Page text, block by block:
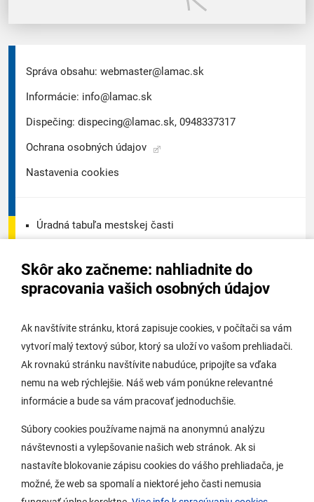
Skôr ako začneme: nahliadnite do
spracovania vašich osobných údajov
Ak navštívite stránku, ktorá zapisuje cookies, v počítači sa vám
vytvorí malý textový súbor, ktorý sa uloží vo vašom prehliadači.
Ak rovnakú stránku navštívite nabudúce, pripojíte sa vďaka
nemu na web rýchlejšie. Náš web vám ponúkne relevantné
informácie a bude sa vám pracovať jednoduchšie.
Súbory cookies používame najmä na anonymnú analýzu
návštevnosti a vylepšovanie našich web stránok. Ak si
nastavíte blokovanie zápisu cookies do vášho prehliadača, je
možné, že web sa spomalí a niektoré jeho časti nemusia
Správa obsahu: webmaster@lamac.sk
Informácie: info@lamac.sk
Dispečing: dispecing@lamac.sk, 0948337317
Ochrana osobných údajov
Nastavenia cookies
Úradná tabuľa mestskej časti
Úradná tabuľa stavebného úradu
Potrebujem vybaviť
Samospráva
O Lamači
Mobilná aplikácia